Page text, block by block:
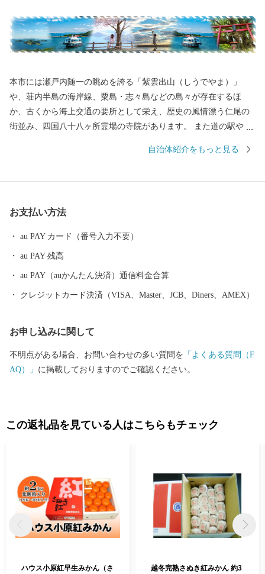
本市には瀬戸内随一の眺めを誇る「紫雲出山（しうでやま）」
や、荘内半島の海岸線、粟島・志々島などの島々が存在するほ
か、古くから海上交通の要所として栄え、歴史の風情漂う仁尾の
街並み、四国八十八ヶ所霊場の寺院があります。 また道の駅や温
行われています。 近年ではSNSをきっかけに多くの人が訪れるよ
す。 近年は国内のみならず海外からも多くのお客様が訪れていま
すが、三豊市をこれからもっと多くの方に知ってもらい、その魅
自治体紹介をもっと見る
お支払い方法
au PAY カード（番号入力不要）
au PAY 残高
au PAY（auかんたん決済）通信料金合算
クレジットカード決済（VISA、Master、JCB、Diners、AMEX）
お申し込みに関して
不明点がある場合、お問い合わせの多い質問を 「よくある質問（F
AQ）」 に掲載しておりますのでご確認ください。
この返礼品を見ている人はこちらもチェック
ハウス小原紅早生みかん（さ
越冬完熟さぬき紅みかん 約3